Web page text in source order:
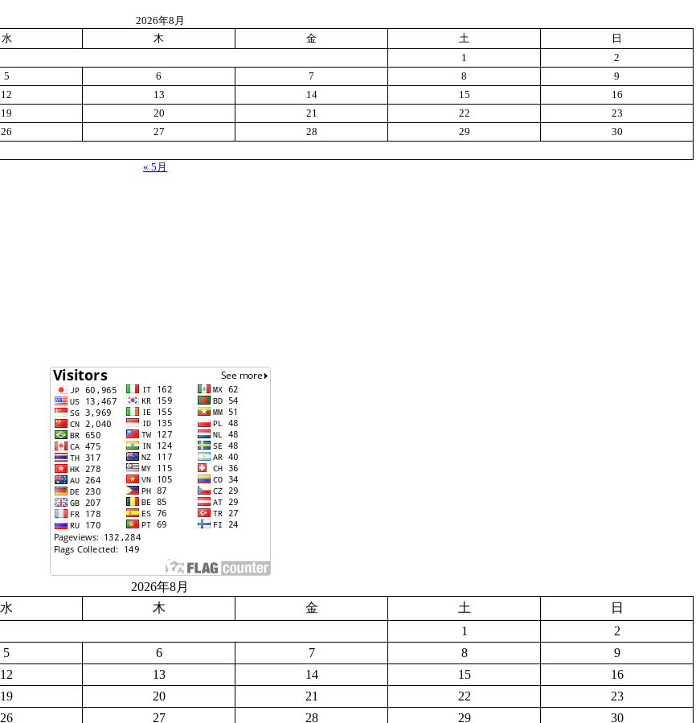
2026年8月
水 木 金 土
日
1
2
5 6 7 8
9
12 13 14 15
16
19 20 21 22
23
26 27 28 29
30
« 5月
2026年8月
水 木 金 土
日
1
2
5 6 7 8
9
12 13 14 15
16
19 20 21 22
23
26 27 28 29 30